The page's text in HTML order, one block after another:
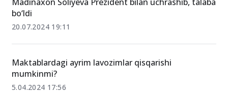
bo‘ldi
20.07.2024 19:11
Maktablardagi ayrim lavozimlar qisqarishi
mumkinmi?
5.04.2024 17:56